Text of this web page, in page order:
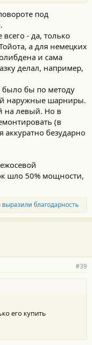
под
- да, только
а для немецких
и сама
делал, например,
бы по методу
наружные шарниры.
на левый. Но в
(в
аккуратно безударно
шло 50% мощности,
выразили благодарность
#39
его купить